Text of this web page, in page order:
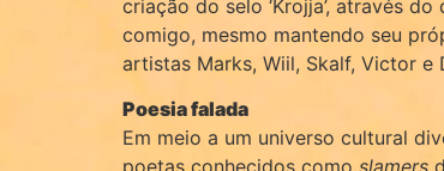
criação do selo ‘Krojja’, através
comigo, mesmo mantendo seu
artistas Marks, Wiil, Skalf, Victor e
Poesia falada
Em meio a um universo cultural